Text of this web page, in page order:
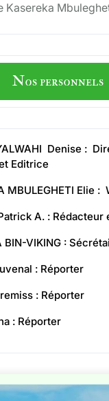
Kasereka
Nos personnels
Denise :
Editrice
MBULEGHETI Elie :
A. : Rédacteur
BIN-VIKING :
: Réporter
: Réporter
: Réporter